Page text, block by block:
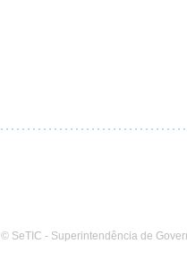
© SeTIC - Superintendência de